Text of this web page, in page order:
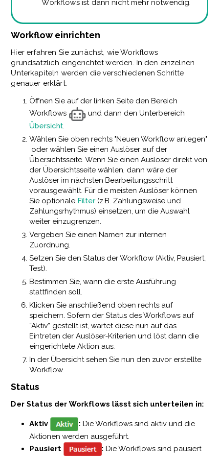
Workflows ist dann nicht mehr notwendig.
Workflow einrichten
Hier erfahren Sie zunächst, wie Workflows
grundsätzlich eingerichtet werden. In den einzelnen
Unterkapiteln werden die verschiedenen Schritte
genauer erklärt.
Öffnen Sie auf der linken Seite den Bereich
Workflows
und dann den Unterbereich
Übersicht.
Wählen Sie oben rechts "Neuen Workflow anlegen"
oder wählen Sie einen Auslöser auf der
Übersichtsseite. Wenn Sie einen Auslöser direkt von
der Übersichtsseite wählen, dann wäre der
Auslöser im nächsten Bearbeitungsschritt
vorausgewählt. Für die meisten Auslöser können
Sie optionale Filter (z.B. Zahlungsweise und
Zahlungsrhythmus) einsetzen, um die Auswahl
weiter einzugrenzen.
Vergeben Sie einen Namen zur internen
Zuordnung.
Setzen Sie den Status der Workflow (Aktiv, Pausiert,
Test).
Bestimmen Sie, wann die erste Ausführung
stattfinden soll.
Klicken Sie anschließend oben rechts auf
speichern. Sofern der Status des Workflows auf
“Aktiv” gestellt ist, wartet diese nun auf das
Eintreten der Auslöser-Kriterien und löst dann die
eingerichtete Aktion aus.
In der Übersicht sehen Sie nun den zuvor erstellte
Workflow.
Status
Der Status der Workflows lässt sich unterteilen in:
Aktiv : Die Workflows sind aktiv und die
Aktionen werden ausgeführt.
Pausiert
: Die Workflows sind pausiert